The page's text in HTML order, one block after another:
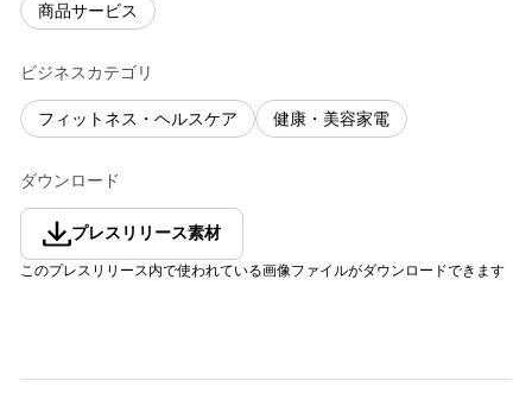
商品サービス
ビジネスカテゴリ
フィットネス・ヘルスケア 健康・美容家電
ダウンロード
プレスリリース素材
このプレスリリース内で使われている画像ファイルがダウンロードできます